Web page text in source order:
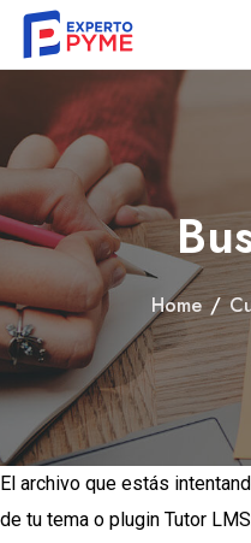
Home /
El archivo que estás
de tu tema o plugin Tutor